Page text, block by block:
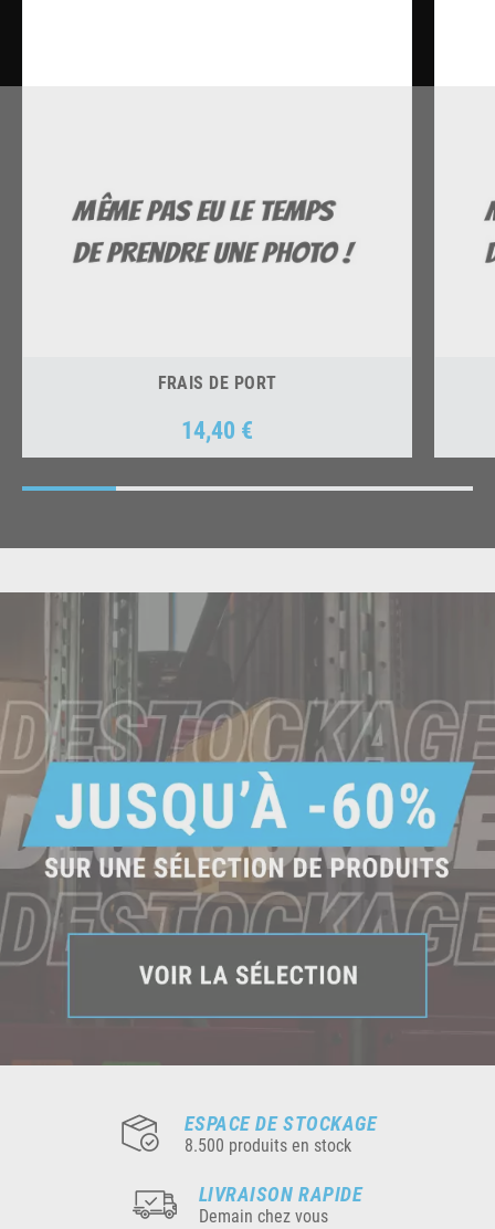
FRAIS DE PORT
Prix
14,40 €
ESPACE DE STOCKAGE
8.500 produits en stock
LIVRAISON RAPIDE
Demain chez vous